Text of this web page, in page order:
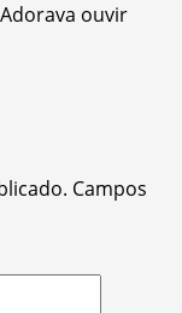
ouvir
Campos